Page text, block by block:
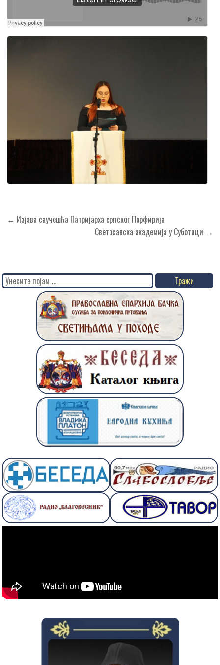
Кретање
← Изјава саучешћа Патријарха српског Порфирија
Светосавска академија у Суботици →
Search
for: